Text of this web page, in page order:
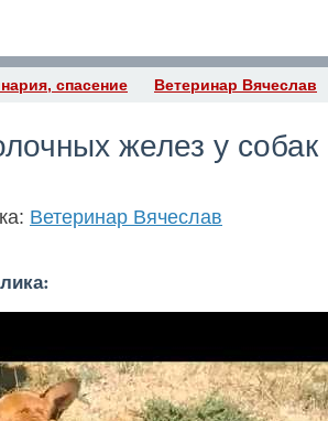
спасение Ветеринар Вячеслав
желез у собак
Ветеринар Вячеслав